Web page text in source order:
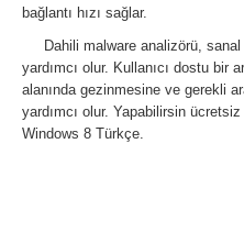
bağlantı hızı sağlar.
Dahili malware analizörü,
yardımcı olur. Kullanıcı dostu bir
alanında gezinmesine ve gerekli
yardımcı olur. Yapabilirsin
Windows 8 Türkçe.